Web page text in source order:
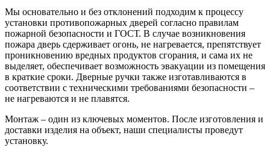
Мы основательно и без отклонений подходим к процессу
установки противопожарных дверей согласно правилам
пожарной безопасности и ГОСТ. В случае возникновения
пожара дверь сдерживает огонь, не нагревается, препятствует
проникновению вредных продуктов сгорания, и сама их не
выделяет, обеспечивает возможность эвакуации из помещения
в краткие сроки. Дверные ручки также изготавливаются в
соответствии с техническими требованиями безопасности –
не нагреваются и не плавятся.
Монтаж – один из ключевых моментов. После изготовления и
доставки изделия на объект, наши специалисты проведут
установку.